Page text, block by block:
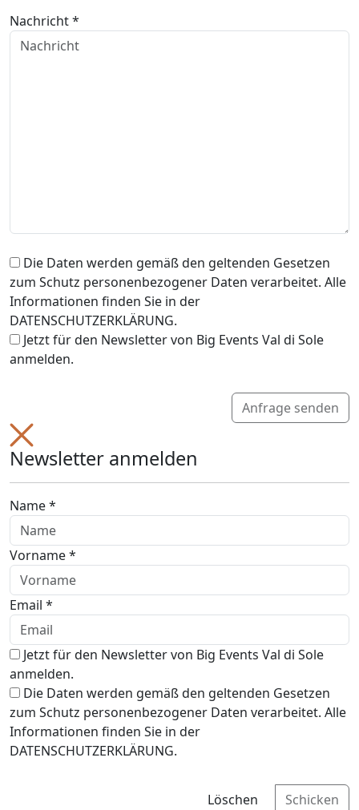
Nachricht *
Die Daten werden gemäß den geltenden Gesetzen
zum Schutz personenbezogener Daten verarbeitet. Alle
Informationen finden Sie in der
DATENSCHUTZERKLÄRUNG.
Jetzt für den Newsletter von Big Events Val di Sole
anmelden.
Anfrage senden
Newsletter anmelden
Name *
Vorname *
Email *
Jetzt für den Newsletter von Big Events Val di Sole
anmelden.
Die Daten werden gemäß den geltenden Gesetzen
zum Schutz personenbezogener Daten verarbeitet. Alle
Informationen finden Sie in der
DATENSCHUTZERKLÄRUNG.
Löschen
Schicken